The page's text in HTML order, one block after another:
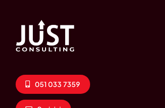
051 033 7359